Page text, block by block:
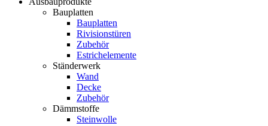
Bauplatten
Bauplatten
Rivisionstüren
Zubehör
Estrichelemente
Ständerwerk
Wand
Decke
Zubehör
Dämmstoffe
Steinwolle